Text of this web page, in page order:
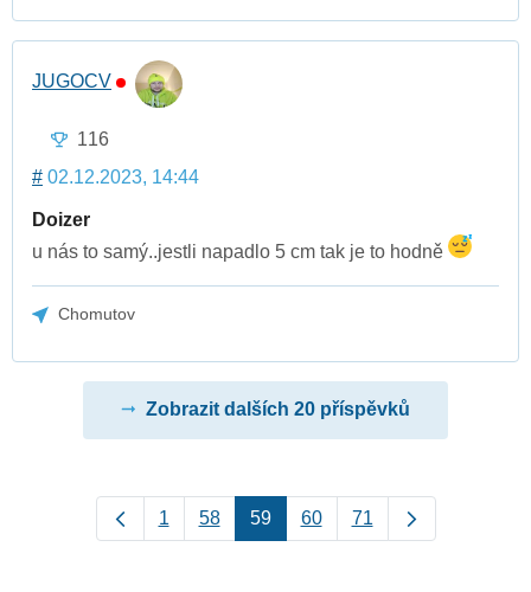
JUGOCV
116
# 02.12.2023, 14:44
Doizer
u nás to samý..jestli napadlo 5 cm tak je to hodně
Chomutov
Zobrazit dalších 20 příspěvků
1 58 59 60 71